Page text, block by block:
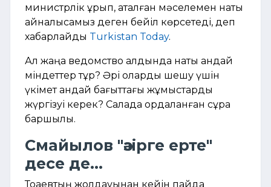
министрлік құрып, аталған мәселемен нақты
айналысамыз деген бейіл көрсетеді, деп
хабарлайды Turkistan Today.
Ал жаңа ведомство алдында нақты қандай
міндеттер тұр? Әрі оларды шешу үшін
үкімет қандай бағыттағы жұмыстарды
жүргізуі керек? Салада қордаланған сұрақ
баршылық.
Смайылов "әзірге ерте"
десе де...
Тоқаевтың жолдауынан кейін пайда